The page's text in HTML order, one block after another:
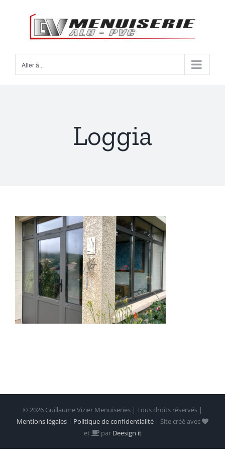
contenu
Aller à...
Loggia
© 2026 Guillaume Vizier Menuiseries | Tous droits réservés |
Mentions légales | Politique de confidentialité | Site créé avec
et
par Deesign it